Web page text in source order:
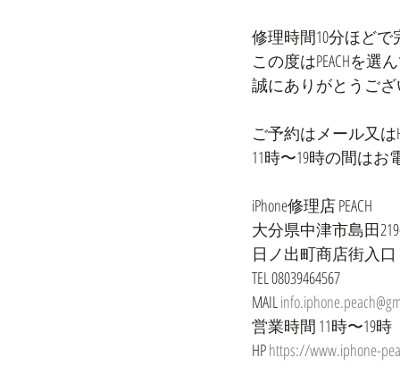
修理時間10分ほどで
この度はPEACHを選
誠にありがとうござ
ご予約はメール又は
11時〜19時の間はお
iPhone修理店 PEACH
大分県中津市島田
日ノ出町商店街入口
TEL 08039464567
MAIL
営業時間 11時〜19
HP https://www.iphone-